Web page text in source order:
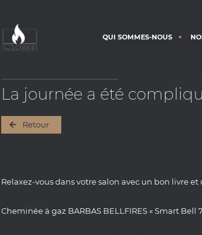
QUI SOMMES-NOUS
La journée a été
Retour
Relaxez-vous dans votre salon avec un bon livre et
Cheminée à gaz BARBAS BELLFIRES « Smart